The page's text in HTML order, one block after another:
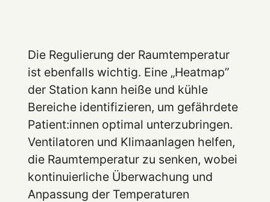
Die Regulierung der Raumtemperatur
ist ebenfalls wichtig. Eine „Heatmap”
der Station kann heiße und kühle
Bereiche identifizieren, um gefährdete
Patient:innen optimal unterzubringen.
Ventilatoren und Klimaanlagen helfen,
die Raumtemperatur zu senken, wobei
kontinuierliche Überwachung und
Anpassung der Temperaturen